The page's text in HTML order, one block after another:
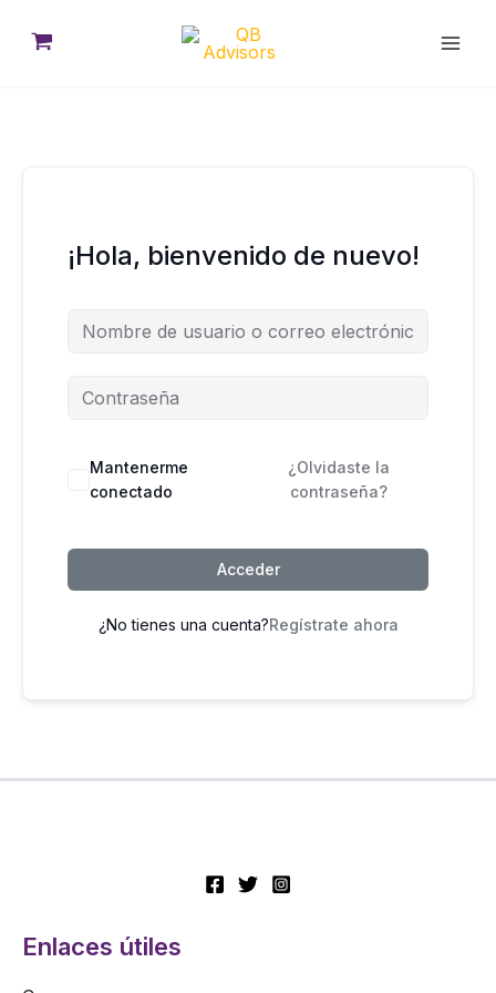
¡Hola, bienvenido de nuevo!
Mantenerme
conectado
¿Olvidaste la
contraseña?
Acceder
¿No tienes una cuenta?Regístrate ahora
Enlaces útiles